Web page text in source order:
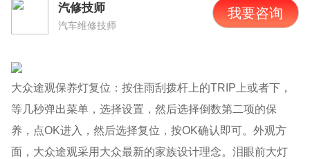
汽修技师
汽车维修技师
我要咨询
大众途观保养灯复位：按住雨刮拨杆上的TRIP上或者下，
等几秒弹出菜单，选择设置，然后选择倒数第二项的保
养，点OK进入，然后选择复位，按OK确认即可。外观方
面，大众途观采用大众最新的家族设计理念。泪眼前大灯